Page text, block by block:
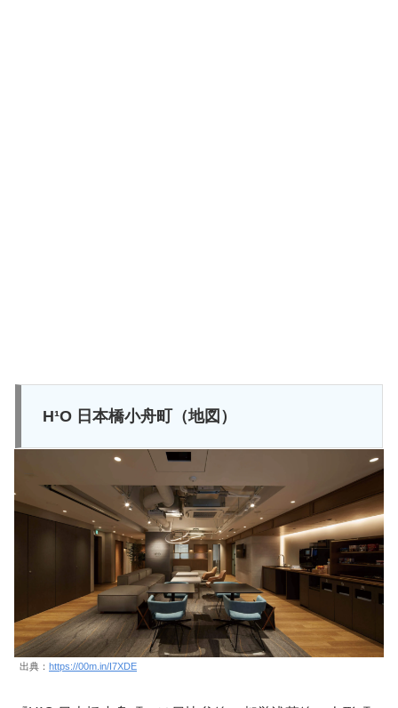
H¹O 日本橋小舟町（地図）
出典： https://00m.in/I7XDE